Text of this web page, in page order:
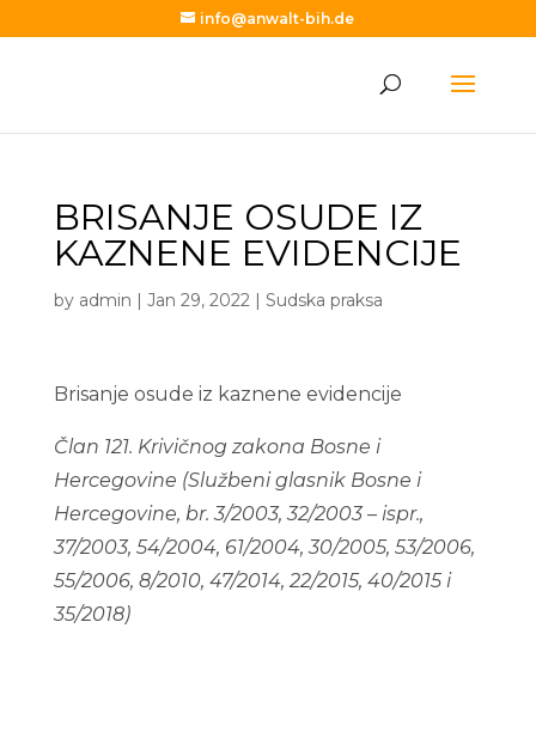
info@anwalt-bih.de
BRISANJE OSUDE IZ
KAZNENE EVIDENCIJE
by admin | Jan 29, 2022| Sudska praksa
Brisanje osude iz kaznene evidencije
Član 121. Krivičnog zakona Bosne i
Hercegovine (Službeni glasnik Bosne i
Hercegovine, br. 3/2003, 32/2003 – ispr.,
37/2003, 54/2004, 61/2004, 30/2005, 53/2006,
55/2006, 8/2010, 47/2014, 22/2015, 40/2015 i
35/2018)